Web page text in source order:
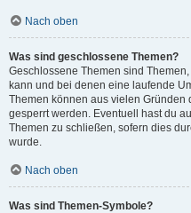
Nach oben
Was sind geschlossene Themen?
Geschlossene Themen sind
kann und bei denen eine laufende
Themen können aus vielen Gründen
gesperrt werden. Eventuell hast du
Themen zu schließen, sofern dies
wurde.
Nach oben
Was sind Themen-Symbole?